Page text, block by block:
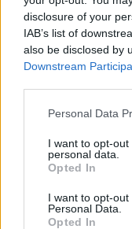
disclosure of your
IAB’s list of
also be disclosed by
Downstream
Personal Data
I want to opt-
personal data.
Opted In
I want to opt-
Personal Data.
Opted In